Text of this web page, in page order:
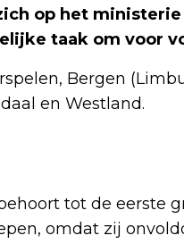
op het
taak om voor
Bergen
en Westland.
tot de eerste
omdat zij